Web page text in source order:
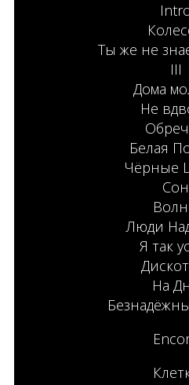
Ты же не
III
Дома
Не
Белая
Чёрные
Сон
Люди
Я так
На